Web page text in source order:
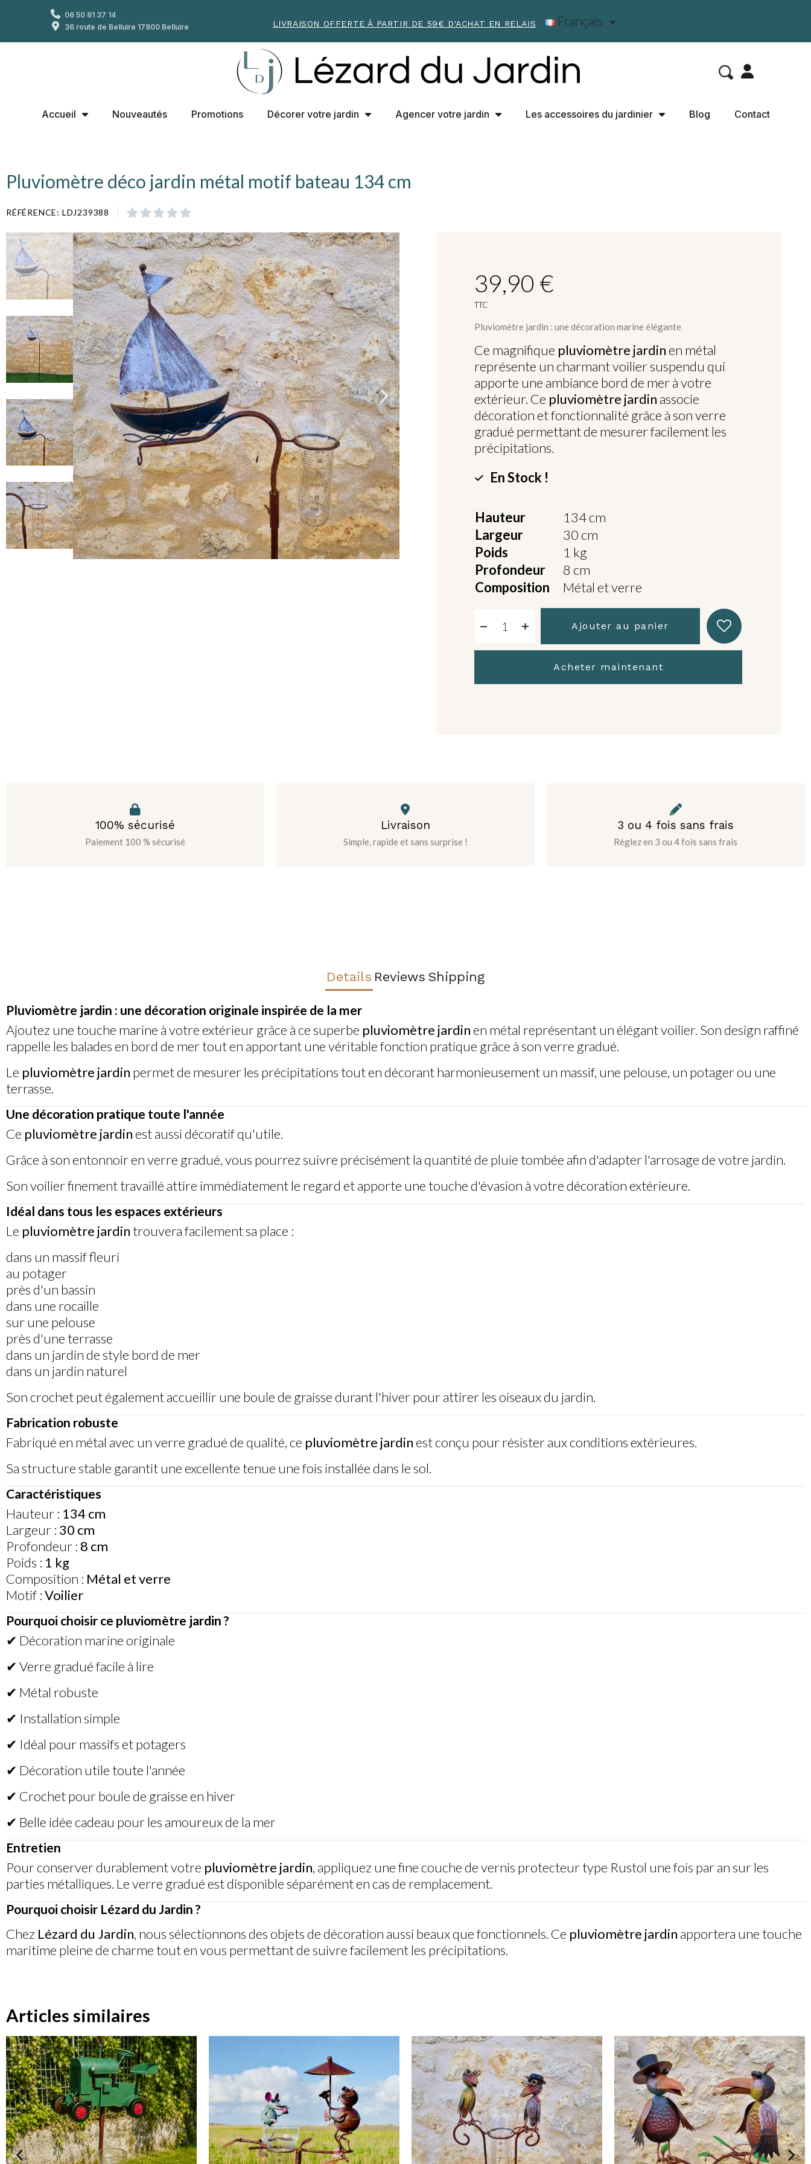
06 50 81 37 14
36 route de Belluire 17800 Belluire
LIVRAISON OFFERTE À PARTIR DE 59€ D'ACHAT EN RELAIS Français 
Accueil Nouveautés Promotions Décorer votre jardin Agencer votre jardin Les accessoires du jardinier Blog Contact
Pluviomètre déco jardin métal motif bateau 134 cm
RÉFÉRENCE LDJ239388     
39,90 €
TTC
Pluviomètre jardin : une décoration marine élégante
Ce magnifique pluviomètre jardinen métal
représente un charmant voilier suspendu qui
apporte une ambiance bord de mer à votre
extérieur. Ce pluviomètre jardin associe
décoration et fonctionnalité grâce à son verre
gradué permettant de mesurer facilement les
précipitations.
En Stock !
Hauteur
134 cm
Largeur
30 cm
Poids
1 kg
Profondeur
8 cm
Composition
Métal et verre
Ajouter au panier
Acheter maintenant
100% sécurisé
Paiement 100 % sécurisé
Livraison
Simple, rapide et sans surprise !
3 ou 4 fois sans frais
Réglez en 3 ou 4 fois sans frais
Details Reviews Shipping
Pluviomètre jardin : une décoration originale inspirée de la mer
Ajoutez une touche marine à votre extérieur grâce à ce superbe pluviomètre jardinen métal représentant un élégant voilier. Son design raffiné
rappelle les balades en bord de mer tout en apportant une véritable fonction pratique grâce à son verre gradué.
Le pluviomètre jardin permet de mesurer les précipitations tout en décorant harmonieusement un massif, une pelouse, un potager ou une
terrasse.
Une décoration pratique toute l'année
Ce pluviomètre jardinest aussi décoratif qu'utile.
Grâce à son entonnoir en verre gradué, vous pourrez suivre précisément la quantité de pluie tombée afin d'adapter l'arrosage de votre jardin.
Son voilier finement travaillé attire immédiatement le regard et apporte une touche d'évasion à votre décoration extérieure.
Idéal dans tous les espaces extérieurs
Le pluviomètre jardin trouvera facilement sa place :
dans un massif fleuri
au potager
près d'un bassin
dans une rocaille
sur une pelouse
près d'une terrasse
dans un jardin de style bord de mer
dans un jardin naturel
Son crochet peut également accueillir une boule de graisse durant l'hiver pour attirer les oiseaux du jardin.
Fabrication robuste
Fabriqué en métal avec un verre gradué de qualité, ce pluviomètre jardinest conçu pour résister aux conditions extérieures.
Sa structure stable garantit une excellente tenue une fois installée dans le sol.
Caractéristiques
Hauteur : 134 cm
Largeur : 30 cm
Profondeur : 8 cm
Poids : 1 kg
Composition : Métal et verre
Motif :Voilier
Pourquoi choisir ce pluviomètre jardin ?
✔ Décoration marine originale
✔ Verre gradué facile à lire
✔ Métal robuste
✔ Installation simple
✔ Idéal pour massifs et potagers
✔ Décoration utile toute l'année
✔ Crochet pour boule de graisse en hiver
✔ Belle idée cadeau pour les amoureux de la mer
Entretien
Pour conserver durablement votre pluviomètre jardin, appliquez une fine couche de vernis protecteur type Rustol une fois par an sur les
parties métalliques. Le verre gradué est disponible séparément en cas de remplacement.
Pourquoi choisir Lézard du Jardin ?
Chez Lézard du Jardin, nous sélectionnons des objets de décoration aussi beaux que fonctionnels. Ce pluviomètre jardin apportera une touche
maritime pleine de charme tout en vous permettant de suivre facilement les précipitations.
Articles similaires